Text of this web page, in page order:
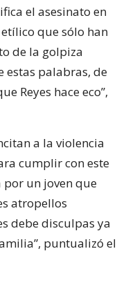
el asesinato en
que sólo han
de la golpiza
estas palabras, de
Reyes hace eco”,
a la violencia
cumplir con este
por un joven que
atropellos
debe disculpas ya
puntualizó el